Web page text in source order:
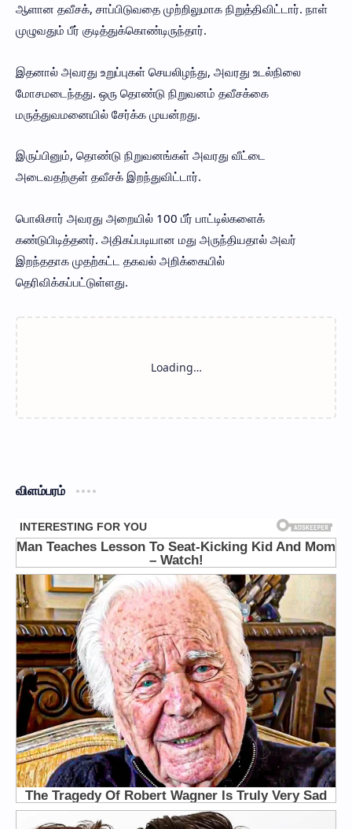
ஆளான தவீசக், சாப்பிடுவதை முற்றிலுமாக நிறுத்திவிட்டார். நாள்
முழுவதும் பீர் குடித்துக்கொண்டிருந்தார்.
இதனால் அவரது உறுப்புகள் செயலிழந்து, அவரது உடல்நிலை
மோசமடைந்தது. ஒரு தொண்டு நிறுவனம் தவீசக்கை
மருத்துவமனையில் சேர்க்க முயன்றது.
இருப்பினும், தொண்டு நிறுவனங்கள் அவரது வீட்டை
அடைவதற்குள் தவீசக் இறந்துவிட்டார்.
பொலிசார் அவரது அறையில் 100 பீர் பாட்டில்களைக்
கண்டுபிடித்தனர். அதிகப்படியான மது அருந்தியதால் அவர்
இறந்ததாக முதற்கட்ட தகவல் அறிக்கையில்
தெரிவிக்கப்பட்டுள்ளது.
விளம்பரம்